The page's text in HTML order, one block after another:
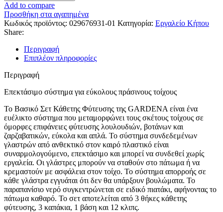
Add to compare
Προσθήκη στα αγαπημένα
Κωδικός προϊόντος: 029676931-01 Κατηγορία: Εργαλείο Κήπου
Share:
Περιγραφή
Επιπλέον πληροφορίες
Περιγραφή
Επεκτάσιμο σύστημα για εύκολους πράσινους τοίχους
Το Βασικό Σετ Κάθετης Φύτευσης της GARDENA είναι ένα
ευέλικτο σύστημα που μεταμορφώνει τους σκέτους τοίχους σε
όμορφες επιφάνειες φύτευσης λουλουδιών, βοτάνων και
ζαρζαβατικών, εύκολα και απλά. Το σύστημα συνδεδεμένων
γλαστρών από ανθεκτικό στον καιρό πλαστικό είναι
συναρμολογούμενο, επεκτάσιμο και μπορεί να συνδεθεί χωρίς
εργαλεία. Οι γλάστρες μπορούν να σταθούν στο πάτωμα ή να
κρεμαστούν με ασφάλεια στον τοίχο. Το σύστημα απορροής σε
κάθε γλάστρα εγγυάται ότι δεν θα υπάρξουν βουλώματα. Το
παραπανίσιο νερό συγκεντρώνεται σε ειδικό πιατάκι, αφήνοντας το
πάτωμα καθαρό. Το σετ αποτελείται από 3 θήκες κάθετης
φύτευσης, 3 καπάκια, 1 βάση και 12 κλιπς.